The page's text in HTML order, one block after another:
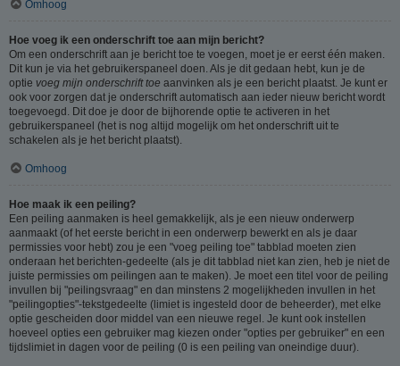
Omhoog
Hoe voeg ik een onderschrift toe aan mijn bericht?
Om een onderschrift aan je bericht toe te voegen, moet je er eerst één maken.
Dit kun je via het gebruikerspaneel doen. Als je dit gedaan hebt, kun je de
optie voeg mijn onderschrift toe aanvinken als je een bericht plaatst. Je kunt er
ook voor zorgen dat je onderschrift automatisch aan ieder nieuw bericht wordt
toegevoegd. Dit doe je door de bijhorende optie te activeren in het
gebruikerspaneel (het is nog altijd mogelijk om het onderschrift uit te
schakelen als je het bericht plaatst).
Omhoog
Hoe maak ik een peiling?
Een peiling aanmaken is heel gemakkelijk, als je een nieuw onderwerp
aanmaakt (of het eerste bericht in een onderwerp bewerkt en als je daar
permissies voor hebt) zou je een "voeg peiling toe" tabblad moeten zien
onderaan het berichten-gedeelte (als je dit tabblad niet kan zien, heb je niet de
juiste permissies om peilingen aan te maken). Je moet een titel voor de peiling
invullen bij "peilingsvraag" en dan minstens 2 mogelijkheden invullen in het
"peilingopties"-tekstgedeelte (limiet is ingesteld door de beheerder), met elke
optie gescheiden door middel van een nieuwe regel. Je kunt ook instellen
hoeveel opties een gebruiker mag kiezen onder "opties per gebruiker" en een
tijdslimiet in dagen voor de peiling (0 is een peiling van oneindige duur).